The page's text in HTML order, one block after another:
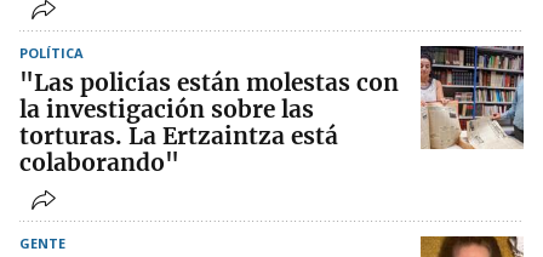
POLÍTICA
"Las policías están molestas con
la investigación sobre las
torturas. La Ertzaintza está
colaborando"
GENTE